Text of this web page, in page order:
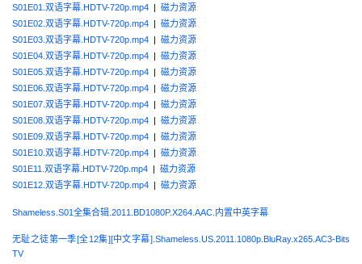
S01E01.双语字幕.HDTV-720p.mp4 | 磁力资源
S01E02.双语字幕.HDTV-720p.mp4 | 磁力资源
S01E03.双语字幕.HDTV-720p.mp4 | 磁力资源
S01E04.双语字幕.HDTV-720p.mp4 | 磁力资源
S01E05.双语字幕.HDTV-720p.mp4 | 磁力资源
S01E06.双语字幕.HDTV-720p.mp4 | 磁力资源
S01E07.双语字幕.HDTV-720p.mp4 | 磁力资源
S01E08.双语字幕.HDTV-720p.mp4 | 磁力资源
S01E09.双语字幕.HDTV-720p.mp4 | 磁力资源
S01E10.双语字幕.HDTV-720p.mp4 | 磁力资源
S01E11.双语字幕.HDTV-720p.mp4 | 磁力资源
S01E12.双语字幕.HDTV-720p.mp4 | 磁力资源
Shameless.S01全集合辑.2011.BD1080P.X264.AAC.内置中英字幕
无耻之徒第一季[全12集][中文字幕].Shameless.US.2011.1080p.BluRay.x265.AC3-Bits
TV